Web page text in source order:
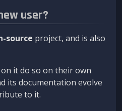
user?
source project, and is also
it do so on their own
its documentation evolve
to it.